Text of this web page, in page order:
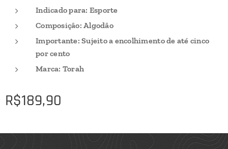
Indicado para: Esporte
Composição: Algodão
Importante: Sujeito a encolhimento de até cinco
por cento
Marca: Torah
R$189,90